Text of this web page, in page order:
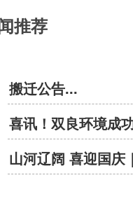
推荐
搬迁公告...
喜讯！双良环境成
山河辽阔 喜迎国庆